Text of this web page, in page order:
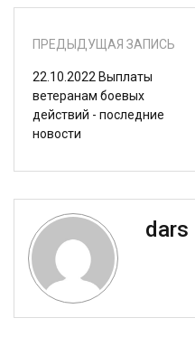
ПРЕДЫДУЩАЯ ЗАПИСЬ
22.10.2022 Выплаты
ветеранам боевых
действий - последние
новости
dars